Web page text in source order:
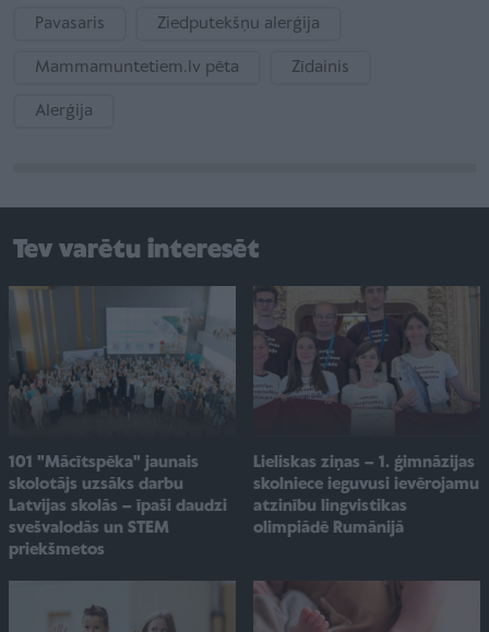
Pavasaris Ziedputekšņu alerģija
Mammamuntetiem.lv pēta Zīdainis
Alerģija
Tev varētu interesēt
101 "Mācītspēka" jaunais
skolotājs uzsāks darbu
Latvijas skolās – īpaši daudzi
svešvalodās un STEM
priekšmetos
Lieliskas ziņas – 1. ģimnāzijas
skolniece ieguvusi ievērojamu
atzinību lingvistikas
olimpiādē Rumānijā